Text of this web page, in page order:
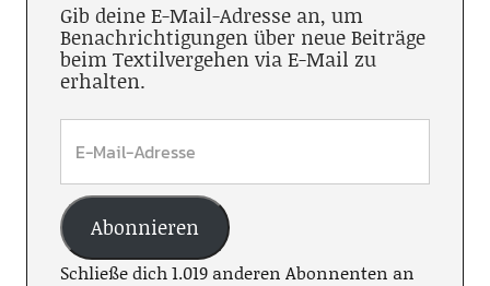
Gib deine E-Mail-Adresse an, um
Benachrichtigungen über neue Beiträge
beim Textilvergehen via E-Mail zu
erhalten.
Abonnieren
Schließe dich 1.019 anderen Abonnenten an